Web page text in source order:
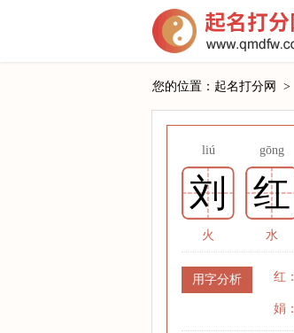
您的位置： 起名打分网 >
liú gōng
刘 红
火 水
用字分析 红：
娟：